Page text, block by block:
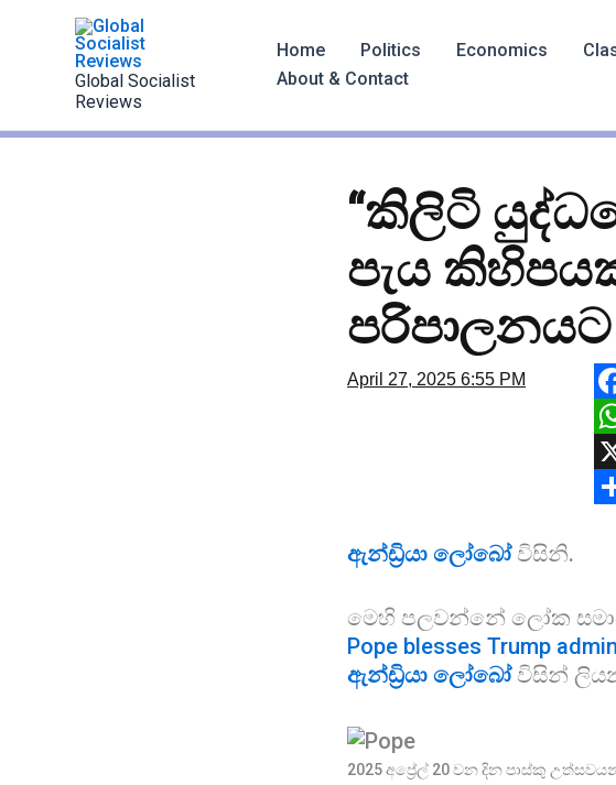
Global Socialist
Reviews
Home Politics Economics
About & Contact
“කිලිටි
පැය
April 27, 2025 6:55 PM
F
a
c
o
W
h
A
X
r
ඇන්ඩ්‍රියා ලෝබෝවිසිනි.
මෙහි පලවන්නේ ලෝක
Pope blesses Trump
ඇන්ඩ්‍රියා ලෝබෝවිසින්
2025 අප්‍රේල් 20 වන දින පාස්කු